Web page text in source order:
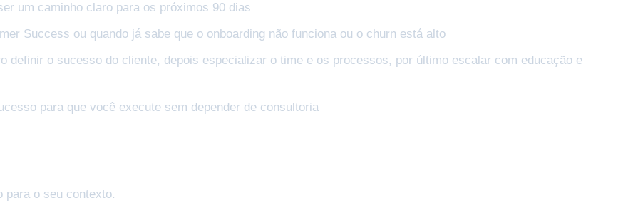
um caminho claro para os próximos 90 dias
Success ou quando já sabe que o onboarding não funciona ou o churn está alto
definir o sucesso do cliente, depois especializar o time e os processos, por último escalar com educação e
para que você execute sem depender de consultoria
para o seu contexto.